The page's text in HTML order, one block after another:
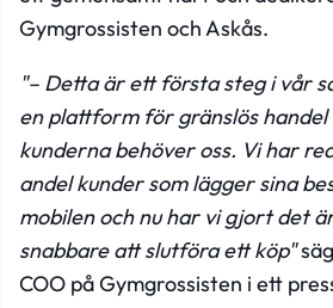
Gymgrossisten och Askås.
"– Detta är ett första steg i vår
en plattform för gränslös
kunderna behöver oss. Vi har
andel kunder som lägger sina
mobilen och nu har vi gjort det
snabbare att slutföra ett köp"
COO på Gymgrossisten i ett